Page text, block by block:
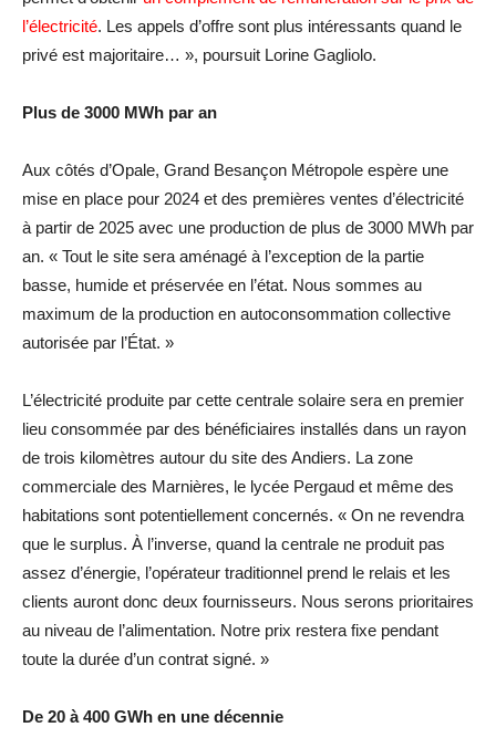
l’électricité. Les appels d’offre sont plus intéressants quand le
privé est majoritaire… », poursuit Lorine Gagliolo.
Plus de 3000 MWh par an
Aux côtés d’Opale, Grand Besançon Métropole espère une
mise en place pour 2024 et des premières ventes d’électricité
à partir de 2025 avec une production de plus de 3000 MWh par
an. « Tout le site sera aménagé à l’exception de la partie
basse, humide et préservée en l’état. Nous sommes au
maximum de la production en autoconsommation collective
autorisée par l’État. »
L’électricité produite par cette centrale solaire sera en premier
lieu consommée par des bénéficiaires installés dans un rayon
de trois kilomètres autour du site des Andiers. La zone
commerciale des Marnières, le lycée Pergaud et même des
habitations sont potentiellement concernés. « On ne revendra
que le surplus. À l’inverse, quand la centrale ne produit pas
assez d’énergie, l’opérateur traditionnel prend le relais et les
clients auront donc deux fournisseurs. Nous serons prioritaires
au niveau de l’alimentation. Notre prix restera fixe pendant
toute la durée d’un contrat signé. »
De 20 à 400 GWh en une décennie